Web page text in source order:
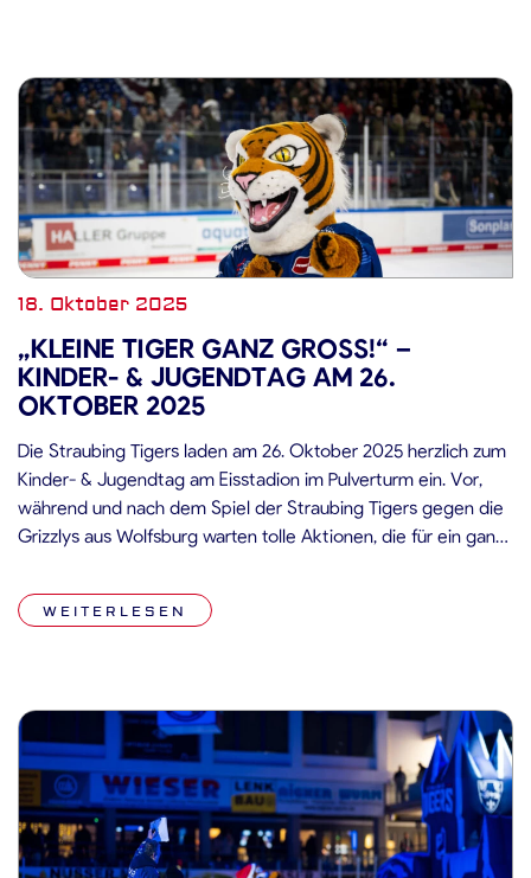
18. Oktober 2025
„KLEINE TIGER GANZ GROSS!“ –
KINDER- & JUGENDTAG AM 26. O
KTOBER 2025
Die Straubing Tigers laden am 26. Oktober 2025 herzlich zum
Kinder- & Jugendtag am Eisstadion im Pulverturm ein. Vor,
während und nach dem Spiel der Straubing Tigers gegen die
Grizzlys aus Wolfsburg warten tolle Aktionen, die für ein ganz
Fotopoint auf der Plaza freut sich „Tigo“ die kleinen […]
WEITERLESEN